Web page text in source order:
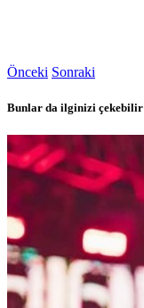
Önceki Sonraki
Bunlar da ilginizi çekebilir